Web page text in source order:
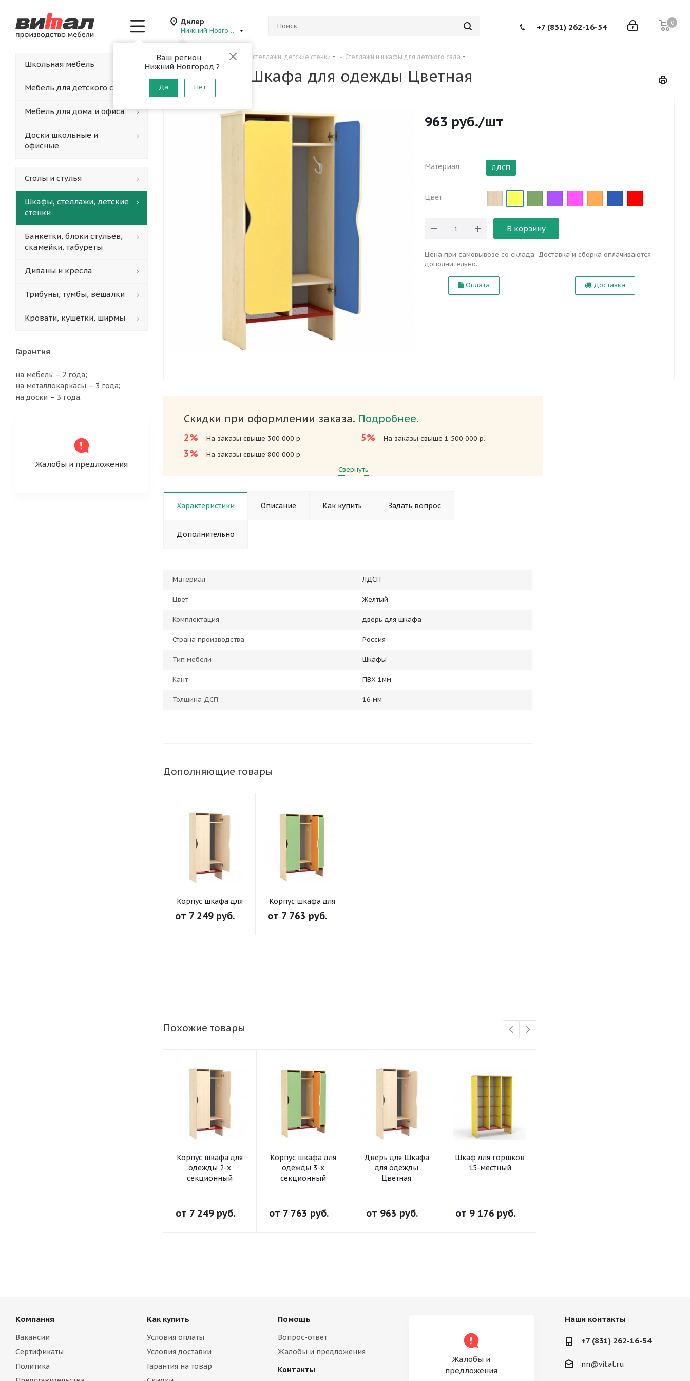
Дилер
Нижний Новгород
Ваш регион
Нижний Новгород ?
Да Нет
0
+7 (831) 262-16-54
Главная - Каталог Шкафы, стеллажи, детские стенки - Стеллажи и шкафы для детского сада
Дверь для Шкафа для одежды Цветная
963 руб./шт
Материал ЛДСП
Цвет
В корзину
Цена при самовывозе со склада. Доставка и сборка оплачиваются
дополнительно.
Оплата Доставка
Скидки при оформлении заказа. Подробнее.
2% На заказы свыше 300 000 р.
3% На заказы свыше 800 000 р.
5% На заказы свыше 1 500 000 р.
Свернуть
Характеристики Описание Как купить Задать вопрос
Дополнительно
Материал ЛДСП
Цвет Желтый
Комплектация дверь для шкафа
Страна производства Россия
Тип мебели Шкафы
Кант ПВХ 1мм
Толщина ДСП 16 мм
Дополняющие товары
Корпус шкафа для
одежды 2-х
секционный
от 7 249 руб.
Корпус шкафа для
одежды 3-х
секционный
от 7 763 руб.
Похожие товары
Корпус шкафа для
одежды 2-х
секционный
от 7 249 руб.
Корпус шкафа для
одежды 3-х
секционный
от 7 763 руб.
Дверь для Шкафа
для одежды
Цветная
от 963 руб.
Шкаф для горшков
15-местный
от 9 176 руб.
Школьная мебель
Мебель для детского сада
Мебель для дома и офиса
Доски школьные и
офисные
Столы и стулья
Шкафы, стеллажи, детские
стенки
Банкетки, блоки стульев,
скамейки, табуреты
Диваны и кресла
Трибуны, тумбы, вешалки
Кровати, кушетки, ширмы
Гарантия
на мебель – 2 года;
на металлокаркасы – 3 года;
на доски – 3 года.
Жалобы и предложения
Компания
Вакансии
Сертификаты
Политика
Как купить
Условия оплаты
Условия доставки
Гарантия на товар
Помощь
Вопрос-ответ
Жалобы и предложения
Контакты
Жалобы и
предложения
Наши контакты
+7 (831) 262-16-54
nn@vital.ru